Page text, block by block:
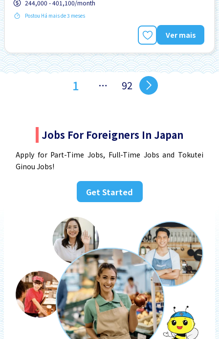
Preferência por Mulheres
244,000 - 401,100/month
Postou Há mais de 3 meses
Ver mais
1 … 92
Jobs For Foreigners In Japan
Apply for Part-Time Jobs, Full-Time Jobs and Tokutei
Ginou Jobs!
Get Started